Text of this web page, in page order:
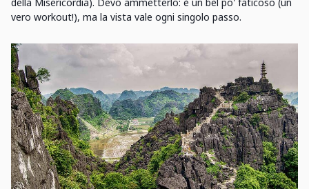
vero workout!), ma la vista vale ogni singolo passo.